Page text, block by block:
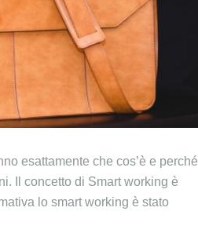
esattamente che cos’è e perché
Il concetto di Smart working è
lo smart working è stato